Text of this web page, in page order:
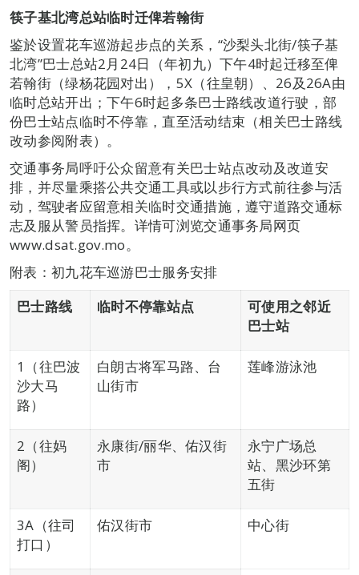
筷子基北湾总站临时迁俾若翰街
鉴於设置花车巡游起步点的关系，“沙梨头北街/筷子基
北湾”巴士总站2月24日（年初九）下午4时起迁移至俾
若翰街（绿杨花园对出），5X（往皇朝）、26及26A由
临时总站开出；下午6时起多条巴士路线改道行驶，部
份巴士站点临时不停靠，直至活动结束（相关巴士路线
改动参阅附表）。
交通事务局呼吁公众留意有关巴士站点改动及改道安
排，并尽量乘搭公共交通工具或以步行方式前往参与活
动，驾驶者应留意相关临时交通措施，遵守道路交通标
志及服从警员指挥。详情可浏览交通事务局网页
www.dsat.gov.mo。
附表：初九花车巡游巴士服务安排
巴士路线
临时不停靠站点
可使用之邻近
巴士站
1（往巴波
沙大马
路）
白朗古将军马路、台
山街市
莲峰游泳池
2（往妈
阁）
永康街/丽华、佑汉街
市
永宁广场总
站、黑沙环第
五街
3A（往司
打口）
佑汉街市 中心街